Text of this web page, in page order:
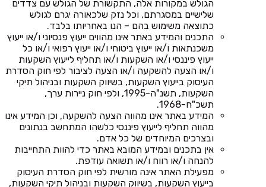
הגולש במקורות אלה, התקשורת של הגולש עם צדדים
שלישיים במסגרתם, וכל נזק שלכאורה יגרם לגולש
כתוצאה משימוש בהם – הנו באחריותו בלבד.
התכנים והמידע באתר אינו מהווים ייעוץ פנסיוני ו/או ייעוץ
משכנתאות ו/או ייעוץ ביטוחי ו/או ייעוץ רפואי ו/או כל
ייעוץ פיננסי ו/או השקעות ו/או תחליף לייעוץ השקעות
ו/או הצעה להשקעה ו/או הצעה לציבור לפי חוק הסדרת
העיסוק בייעוץ השקעות, בשיווק השקעות ובניהול תיקי
השקעות, תשנ"ה-1995, ולפי חוק ניירות ערך,
תשכ"ח-1968.
המידע באתר אינו מהווה הצעה להשקעה, וכן המידע אינו
מהווה תחליף לייעוץ פיננסי כלשהו המתחשב בנתונים
ובצרכים המיוחדים של כל אדם.
אין בתכנים ובמידע המובא באתר כדי להוות התחייבות
להנחה ו/או רווח ו/או תשואה עודפת.
מפעילת האתר אינה מורשית לפי חוק הסדרת העיסוק
בייעוץ השקעות, בשיווק השקעות ובניהול תיקי השקעות,